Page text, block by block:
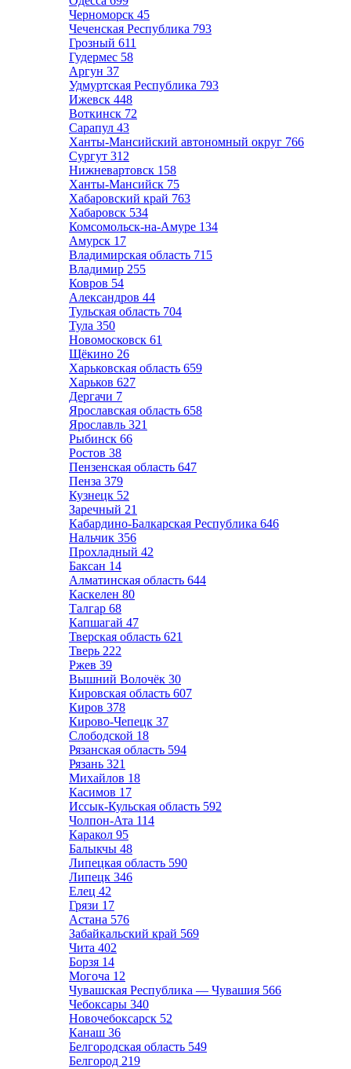
Черноморск 45
Чеченская Республика 793
Грозный 611
Гудермес 58
Аргун 37
Удмуртская Республика 793
Ижевск 448
Воткинск 72
Сарапул 43
Ханты-Мансийский автономный округ 766
Сургут 312
Нижневартовск 158
Ханты-Мансийск 75
Хабаровский край 763
Хабаровск 534
Комсомольск-на-Амуре 134
Амурск 17
Владимирская область 715
Владимир 255
Ковров 54
Александров 44
Тульская область 704
Тула 350
Новомосковск 61
Щёкино 26
Харьковская область 659
Харьков 627
Дергачи 7
Ярославская область 658
Ярославль 321
Рыбинск 66
Ростов 38
Пензенская область 647
Пенза 379
Кузнецк 52
Заречный 21
Кабардино-Балкарская Республика 646
Нальчик 356
Прохладный 42
Баксан 14
Алматинская область 644
Каскелен 80
Талгар 68
Капшагай 47
Тверская область 621
Тверь 222
Ржев 39
Вышний Волочёк 30
Кировская область 607
Киров 378
Кирово-Чепецк 37
Слободской 18
Рязанская область 594
Рязань 321
Михайлов 18
Касимов 17
Иссык-Кульская область 592
Чолпон-Ата 114
Каракол 95
Балыкчы 48
Липецкая область 590
Липецк 346
Елец 42
Грязи 17
Астана 576
Забайкальский край 569
Чита 402
Борзя 14
Могоча 12
Чувашская Республика — Чувашия 566
Чебоксары 340
Новочебоксарск 52
Канаш 36
Белгородская область 549
Белгород 219